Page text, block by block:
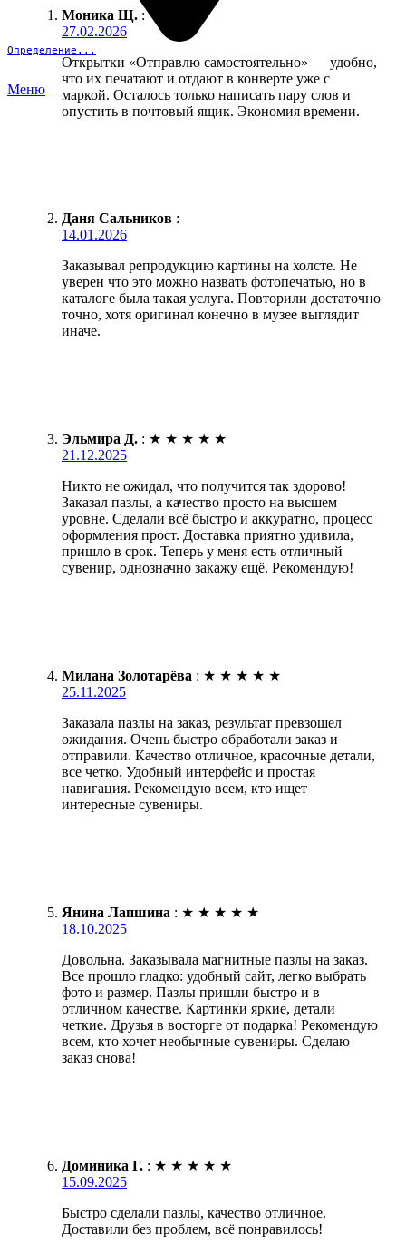
Определение...
Меню
Моника Щ. :
27.02.2026
Открытки «Отправлю самостоятельно» — удобно,
что их печатают и отдают в конверте уже с
маркой. Осталось только написать пару слов и
опустить в почтовый ящик. Экономия времени.
Даня Сальников :
14.01.2026
Заказывал репродукцию картины на холсте. Не
уверен что это можно назвать фотопечатью, но в
каталоге была такая услуга. Повторили достаточно
точно, хотя оригинал конечно в музее выглядит
иначе.
Эльмира Д. : ★ ★ ★ ★ ★
21.12.2025
Никто не ожидал, что получится так здорово!
Заказал пазлы, а качество просто на высшем
уровне. Сделали всё быстро и аккуратно, процесс
оформления прост. Доставка приятно удивила,
пришло в срок. Теперь у меня есть отличный
сувенир, однозначно закажу ещё. Рекомендую!
Милана Золотарёва : ★ ★ ★ ★ ★
25.11.2025
Заказала пазлы на заказ, результат превзошел
ожидания. Очень быстро обработали заказ и
отправили. Качество отличное, красочные детали,
все четко. Удобный интерфейс и простая
навигация. Рекомендую всем, кто ищет
интересные сувениры.
Янина Лапшина : ★ ★ ★ ★ ★
18.10.2025
Довольна. Заказывала магнитные пазлы на заказ.
Все прошло гладко: удобный сайт, легко выбрать
фото и размер. Пазлы пришли быстро и в
отличном качестве. Картинки яркие, детали
четкие. Друзья в восторге от подарка! Рекомендую
всем, кто хочет необычные сувениры. Сделаю
заказ снова!
Доминика Г. : ★ ★ ★ ★ ★
15.09.2025
Быстро сделали пазлы, качество отличное.
Доставили без проблем, всё понравилось!